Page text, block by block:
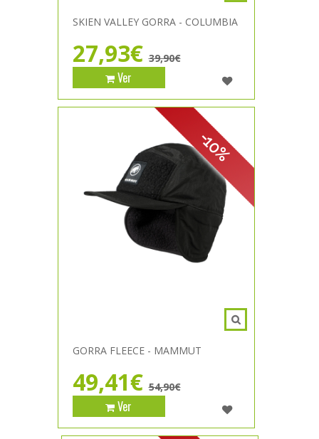
SKIEN VALLEY GORRA - COLUMBIA
27,93€ 39,90€
Ver
-10%
GORRA FLEECE - MAMMUT
49,41€ 54,90€
Ver